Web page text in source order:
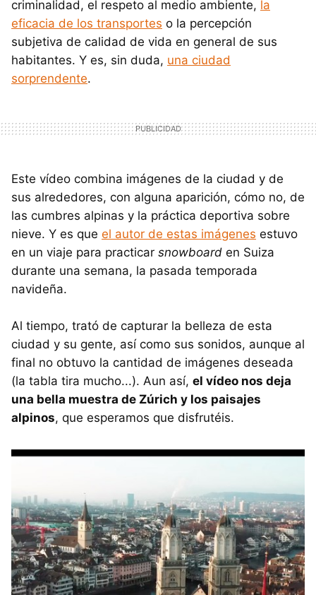
criminalidad, el respeto al medio ambiente, la
eficacia de los transportes o la percepción
subjetiva de calidad de vida en general de sus
habitantes. Y es, sin duda, una ciudad
sorprendente.
Este vídeo combina imágenes de la ciudad y de
sus alrededores, con alguna aparición, cómo no, de
las cumbres alpinas y la práctica deportiva sobre
nieve. Y es que el autor de estas imágenes estuvo
en un viaje para practicar snowboard en Suiza
durante una semana, la pasada temporada
navideña.
Al tiempo, trató de capturar la belleza de esta
ciudad y su gente, así como sus sonidos, aunque al
final no obtuvo la cantidad de imágenes deseada
(la tabla tira mucho...). Aun así, el vídeo nos deja
una bella muestra de Zúrich y los paisajes
alpinos, que esperamos que disfrutéis.